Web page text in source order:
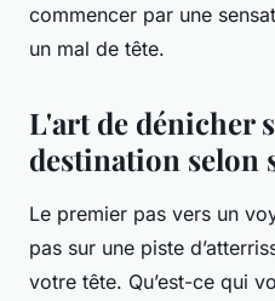
commencer par une
un mal de tête.
L'art de dénicher
destination selon
Le premier pas vers un
pas sur une piste
votre tête. Qu’est-ce qui